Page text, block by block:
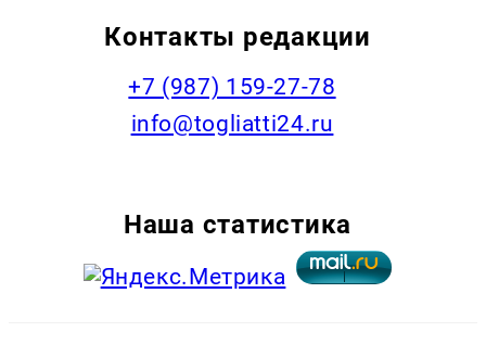
Контакты редакции
+7 (987) 159-27-78
info@togliatti24.ru
Наша статистика